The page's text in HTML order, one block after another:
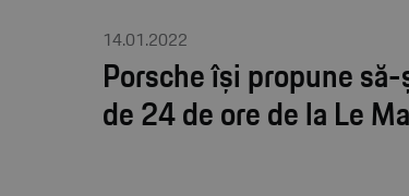
14.01.2022
Porsche își propune
de 24 de ore de la Le